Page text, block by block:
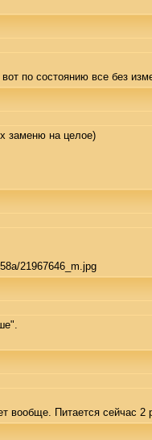
по состоянию все без
заменю на целое)
21967646_m.jpg
вообще. Питается сейчас